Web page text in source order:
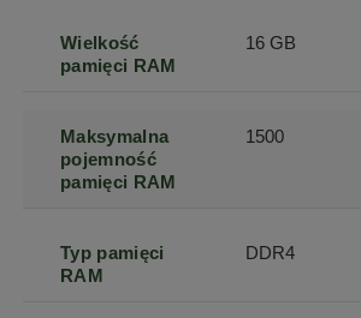
Wielkość
pamięci RAM
16 GB
Maksymalna
pojemność
pamięci RAM
1500
Typ pamięci
RAM
DDR4